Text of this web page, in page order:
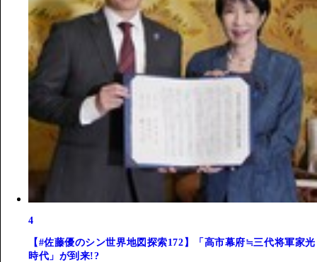
4
【#佐藤優のシン世界地図探索172】「高市幕府≒三代将軍家光
時代」が到来!?